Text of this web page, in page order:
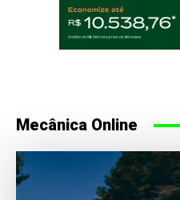
Mecânica Online